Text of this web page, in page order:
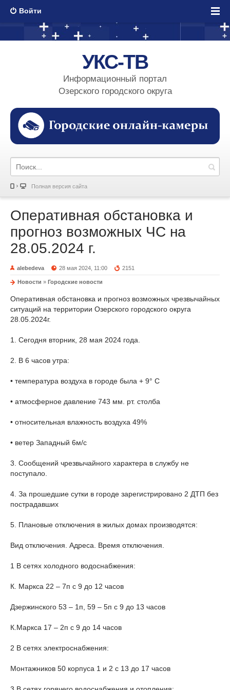
Войти
УКС-ТВ
Информационный портал
Озерского городского округа
Полная версия сайта
Оперативная обстановка и
прогноз возможных ЧС на
28.05.2024 г.
alebedeva 28 мая 2024, 11:00 2151
Новости » Городские новости
Оперативная обстановка и прогноз возможных чрезвычайных
ситуаций на территории Озерского городского округа
28.05.2024г.
1. Сегодня вторник, 28 мая 2024 года.
2. В 6 часов утра:
• температура воздуха в городе была + 9° С
• атмосферное давление 743 мм. рт. столба
• относительная влажность воздуха 49%
• ветер Западный 6м/с
3. Сообщений чрезвычайного характера в службу не
поступало.
4. За прошедшие сутки в городе зарегистрировано 2 ДТП без
пострадавших
5. Плановые отключения в жилых домах производятся:
Вид отключения. Адреса. Время отключения.
1 В сетях холодного водоснабжения:
К. Маркса 22 – 7п с 9 до 12 часов
Дзержинского 53 – 1п, 59 – 5п с 9 до 13 часов
К.Маркса 17 – 2п с 9 до 14 часов
2 В сетях электроснабжения:
Монтажников 50 корпуса 1 и 2 с 13 до 17 часов